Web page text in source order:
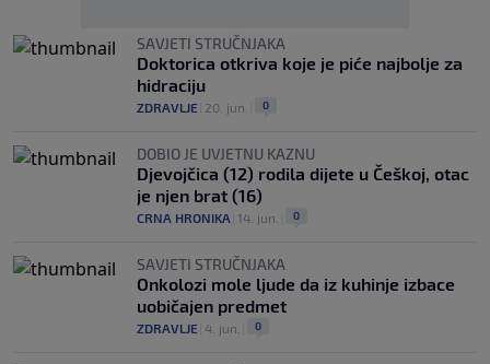
SAVJETI STRUČNJAKA
Doktorica otkriva koje je piće najbolje za
hidraciju
ZDRAVLJE 20. jun. 0
DOBIO JE UVJETNU KAZNU
Djevojčica (12) rodila dijete u Češkoj, otac
je njen brat (16)
CRNA HRONIKA 14. jun. 0
SAVJETI STRUČNJAKA
Onkolozi mole ljude da iz kuhinje izbace
uobičajen predmet
ZDRAVLJE 4. jun. 0